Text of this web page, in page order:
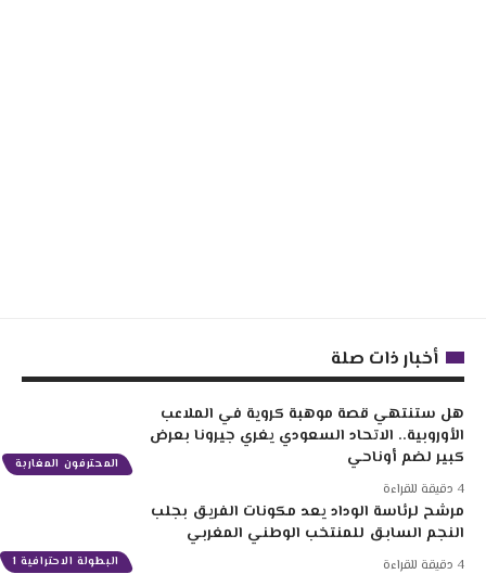
أخبار ذات صلة
المحترفون المغاربة
هل ستنتهي قصة موهبة كروية في الملاعب
الأوروبية.. الاتحاد السعودي يغري جيرونا بعرض
كبير لضم أوناحي
البطولة الاحترافية 1
مرشح لرئاسة الوداد يعد مكونات الفريق بجلب
النجم السابق للمنتخب الوطني المغربي